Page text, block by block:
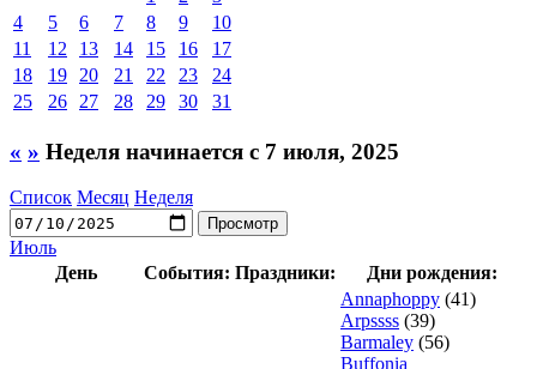
4
5 6 7 8 9
10
11
12 13 14 15 16
17
18
19 20 21 22 23
24
25
26 27 28 29 30 31
« » Неделя начинается с 7 июля, 2025
Список Месяц Неделя
Июль
День
События: Праздники: Дни рождения:
Annaphoppy (41)
Arpssss (39)
Barmaley (56)
Buffonia